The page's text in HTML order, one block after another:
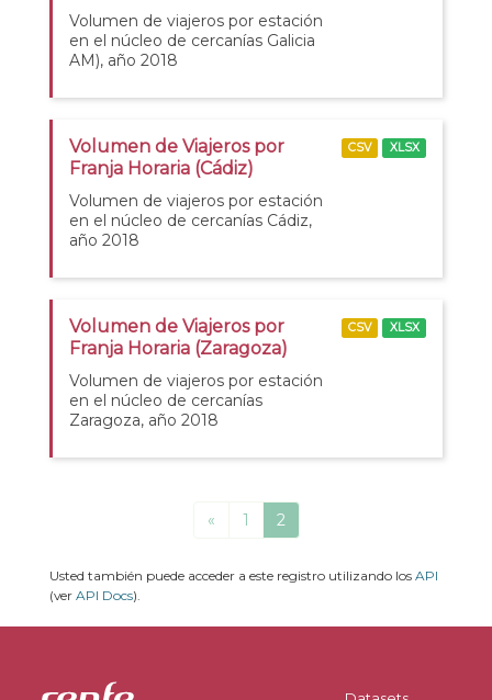
Volumen de viajeros por estación
en el núcleo de cercanías Galicia
AM), año 2018
Volumen de Viajeros por
Franja Horaria (Cádiz)
Volumen de viajeros por estación
en el núcleo de cercanías Cádiz,
año 2018
CSV XLSX
Volumen de Viajeros por
Franja Horaria (Zaragoza)
Volumen de viajeros por estación
en el núcleo de cercanías
Zaragoza, año 2018
CSV XLSX
« 1 2
Usted también puede acceder a este registro utilizando los API
(ver API Docs).